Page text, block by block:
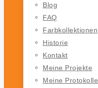
Blog
FAQ
Farbkollektionen
Historie
Kontakt
Meine Projekte
Meine Protokolle